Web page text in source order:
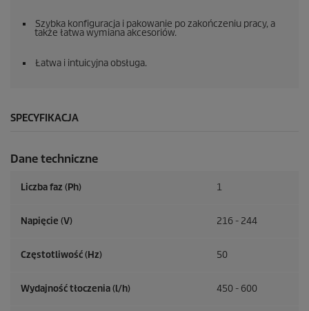
Szybka konfiguracja i pakowanie po zakończeniu pracy, a
także łatwa wymiana akcesoriów.
Łatwa i intuicyjna obsługa.
SPECYFIKACJA
Dane techniczne
Liczba faz (Ph) 1
Napięcie (V) 216 - 244
Częstotliwość (Hz) 50
Wydajność tłoczenia (l/h) 450 - 600